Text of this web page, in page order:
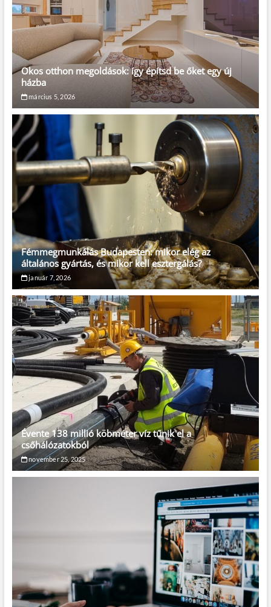
Okos otthon megoldások: így építsd be őket egy új
házba
március 5, 2026
Fémmegmunkálás Budapesten: mikor elég az
általános gyártás, és mikor kell esztergálás?
január 7, 2026
Évente 138 millió köbméter víz tűnik el a
csőhálózatokból
november 25, 2025